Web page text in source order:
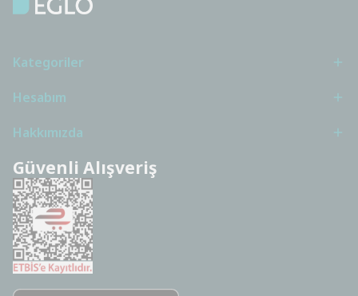
Kategoriler
Hesabım
Hakkımızda
Güvenli Alışveriş